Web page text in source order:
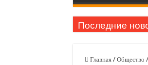
Последние
Главная / Общество /